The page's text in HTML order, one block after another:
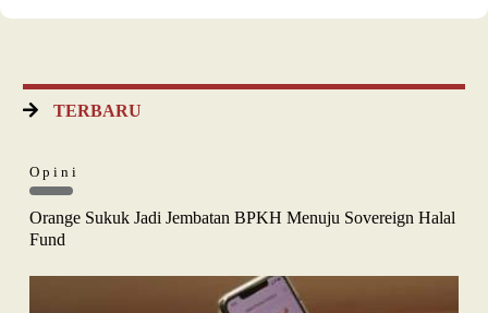
TERBARU
Opini
Orange Sukuk Jadi Jembatan BPKH Menuju Sovereign Halal
Fund